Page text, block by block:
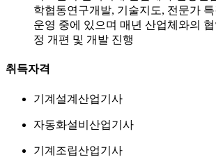
학협동연구개발, 기술지도, 전문가
운영 중에 있으며 매년 산업체와의
정 개편 및 개발 진행
취득자격
기계설계산업기사
자동화설비산업기사
기계조립산업기사